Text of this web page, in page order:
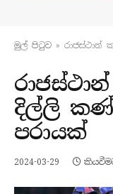
මුල් පිටු​ව » රාජස්ථාන්
දිල්ලි
පරායක්
2024-03-29